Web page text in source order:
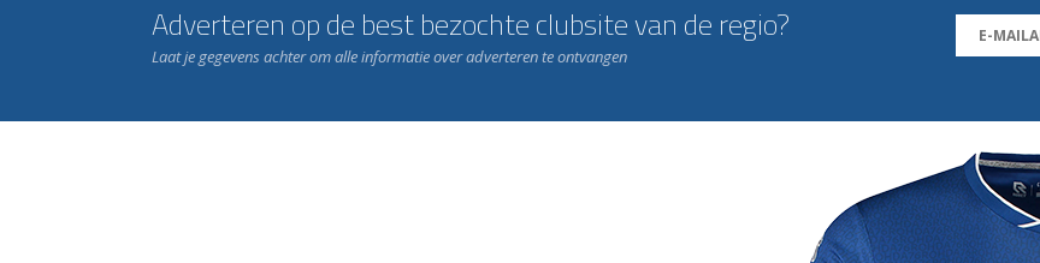
Adverteren op de best bezochte clubsite van de regio?
Laat je gegevens achter om alle informatie over adverteren te ontvangen